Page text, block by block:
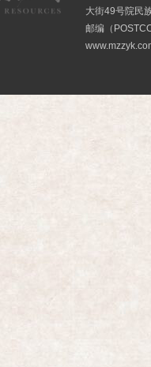
大街49号院民
邮编（